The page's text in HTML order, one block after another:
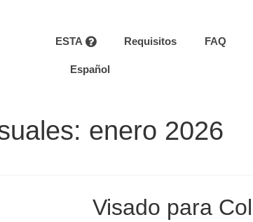
ESTA Requisitos FAQ
Español
enero 2026
Visado para